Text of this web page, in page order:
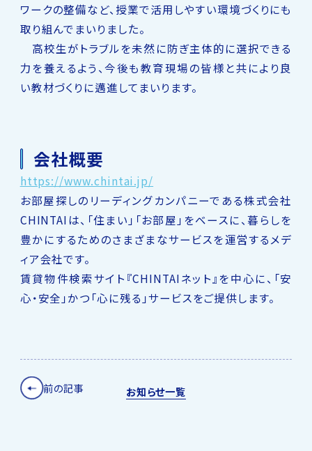
ワークの整備など、授業で活用しやすい環境づくりにも
取り組んでまいりました。
高校生がトラブルを未然に防ぎ主体的に選択できる
力を養えるよう、今後も教育現場の皆様と共により良
い教材づくりに邁進してまいります。
会社概要
https://www.chintai.jp/
お部屋探しのリーディングカンパニーである株式会社
CHINTAIは、「住まい」「お部屋」をベースに、暮らしを
豊かにするためのさまざまなサービスを運営するメデ
ィア会社です。
賃貸物件検索サイト『CHINTAIネット』を中心に、「安
心・安全」かつ「心に残る」サービスをご提供します。
前の記事 お知らせ一覧